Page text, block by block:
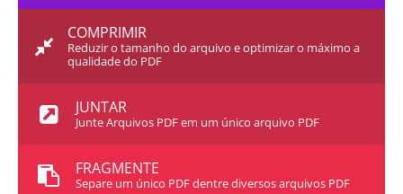
COMPRIMIR
Reduzir o tamanho do arquivo e optimizar o máximo a
qualidade do PDF
JUNTAR
Junte Arquivos PDF em um único arquivo PDF
FRAGMENTE
Separe um único PDF dentre diversos arquivos PDF